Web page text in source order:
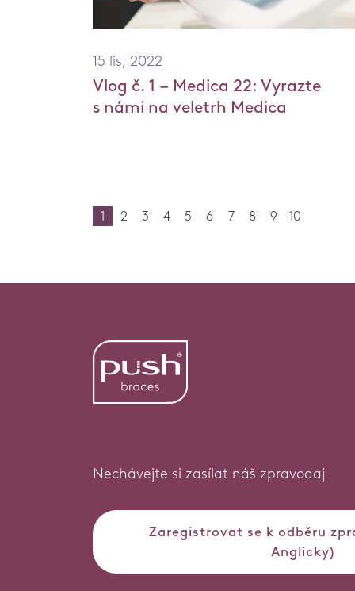
15 lis, 2022
Vlog č. 1 – Medica 22: Vyrazte
s námi na veletrh Medica
1 2 3 4 5 6 7 8 9 10
Nechávejte si zasílat náš zpravodaj
Zaregistrovat se k odběru
Anglicky)